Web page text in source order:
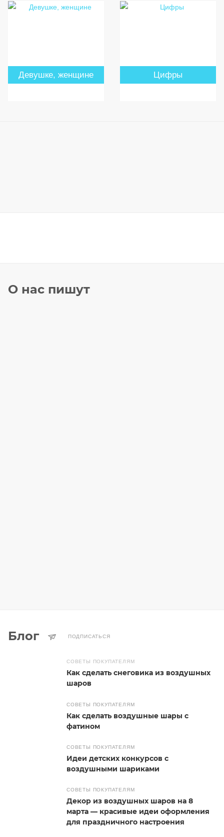
Девушке, женщине Цифры
О нас пишут
Блог ПОДПИСАТЬСЯ
СОВЕТЫ ПОКУПАТЕЛЯМ
Как сделать снеговика из воздушных
шаров
СОВЕТЫ ПОКУПАТЕЛЯМ
Как сделать воздушные шары с
фатином
СОВЕТЫ ПОКУПАТЕЛЯМ
Идеи детских конкурсов с
воздушными шариками
СОВЕТЫ ПОКУПАТЕЛЯМ
Декор из воздушных шаров на 8
марта — красивые идеи оформления
для праздничного настроения